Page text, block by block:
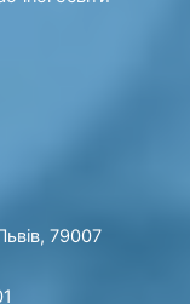
79007